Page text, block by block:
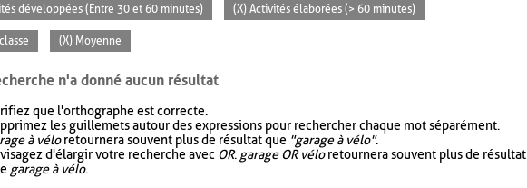
développées (Entre 30 et 60 minutes) (X) Activités élaborées (> 60 minutes)
(X) Moyenne
n'a donné aucun résultat
que l'orthographe est correcte.
les guillemets autour des expressions pour rechercher chaque mot séparément.
à véloretournera souvent plus de résultat que "garage à vélo".
d'élargir votre recherche avec OR. garage OR véloretournera souvent plus de résultat
garage à vélo.